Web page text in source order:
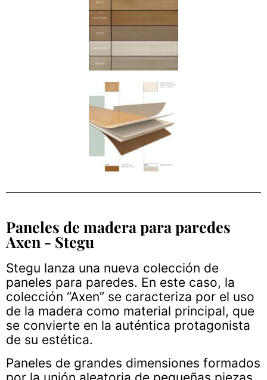
Paneles de madera para paredes
Axen - Stegu
Stegu lanza una nueva colección de
paneles para paredes. En este caso, la
colección “Axen” se caracteriza por el uso
de la madera como material principal, que
se convierte en la auténtica protagonista
de su estética.
Paneles de grandes dimensiones formados